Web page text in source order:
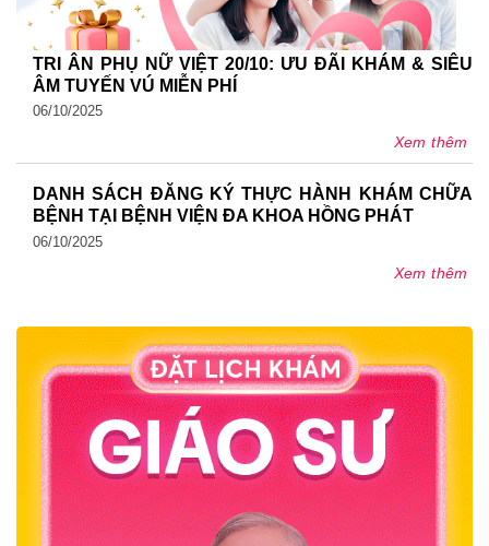
TRI ÂN PHỤ NỮ VIỆT 20/10: ƯU ĐÃI KHÁM & SIÊU
ÂM TUYẾN VÚ MIỄN PHÍ
06/10/2025
Xem thêm
DANH SÁCH ĐĂNG KÝ THỰC HÀNH KHÁM CHỮA
BỆNH TẠI BỆNH VIỆN ĐA KHOA HỒNG PHÁT
06/10/2025
Xem thêm